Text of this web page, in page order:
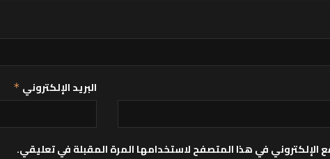
البريد الإلكتروني *
الإلكتروني في هذا المتصفح لاستخدامها المرة المقبلة في تعليقي.